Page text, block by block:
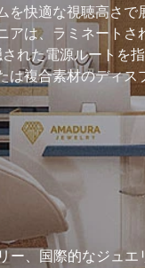
快適な視聴高さ
は、ラミネート
れた電源ルートを
複合素材のディ
、国際的なジュ